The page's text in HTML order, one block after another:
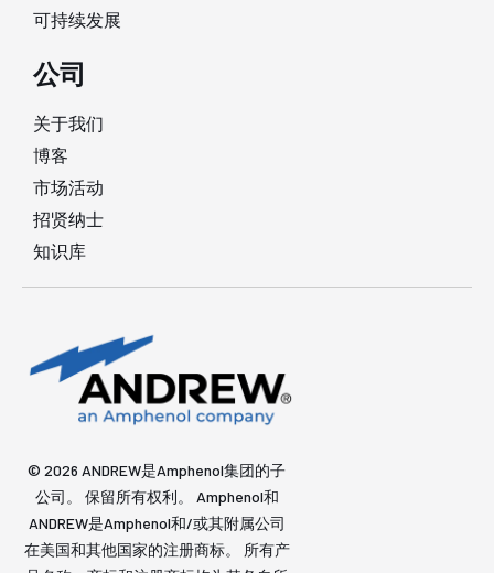
可持续发展
公司
关于我们
博客
市场活动
招贤纳士
知识库
© 2026 ANDREW是Amphenol集团的子
公司。 保留所有权利。 Amphenol和
ANDREW是Amphenol和/或其附属公司
在美国和其他国家的注册商标。 所有产